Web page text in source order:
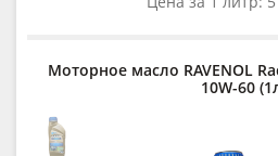
Моторное масло RAVENOL
10W-60